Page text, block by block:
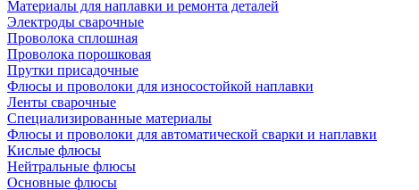
Материалы для наплавки и ремонта деталей
Электроды сварочные
Проволока сплошная
Проволока порошковая
Прутки присадочные
Флюсы и проволоки для износостойкой наплавки
Ленты сварочные
Специализированные материалы
Флюсы и проволоки для автоматической сварки и наплавки
Кислые флюсы
Нейтральные флюсы
Основные флюсы